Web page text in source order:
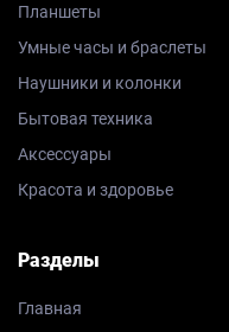
Планшеты
Умные часы и браслеты
Наушники и колонки
Бытовая техника
Аксессуары
Красота и здоровье
Разделы
Главная